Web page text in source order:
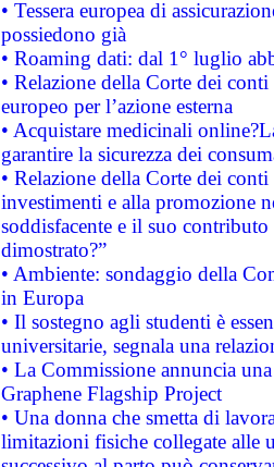
• Tessera europea di
possiedono già
• Roaming dati: dal 1° luglio
• Relazione della Corte dei
europeo per l’azione esterna
• Acquistare medicinali
garantire la sicurezza dei
• Relazione della Corte dei
investimenti e alla promozione
soddisfacente e il suo
dimostrato?”
• Ambiente: sondaggio della
in Europa
• Il sostegno agli studenti è
universitarie, segnala una
• La Commissione annuncia
Graphene Flagship Project
• Una donna che smetta di
limitazioni fisiche collegate alle